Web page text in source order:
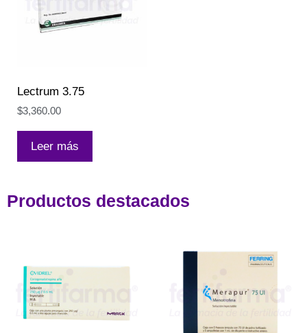
Lectrum 3.75
$3,360.00
Leer más
Productos destacados